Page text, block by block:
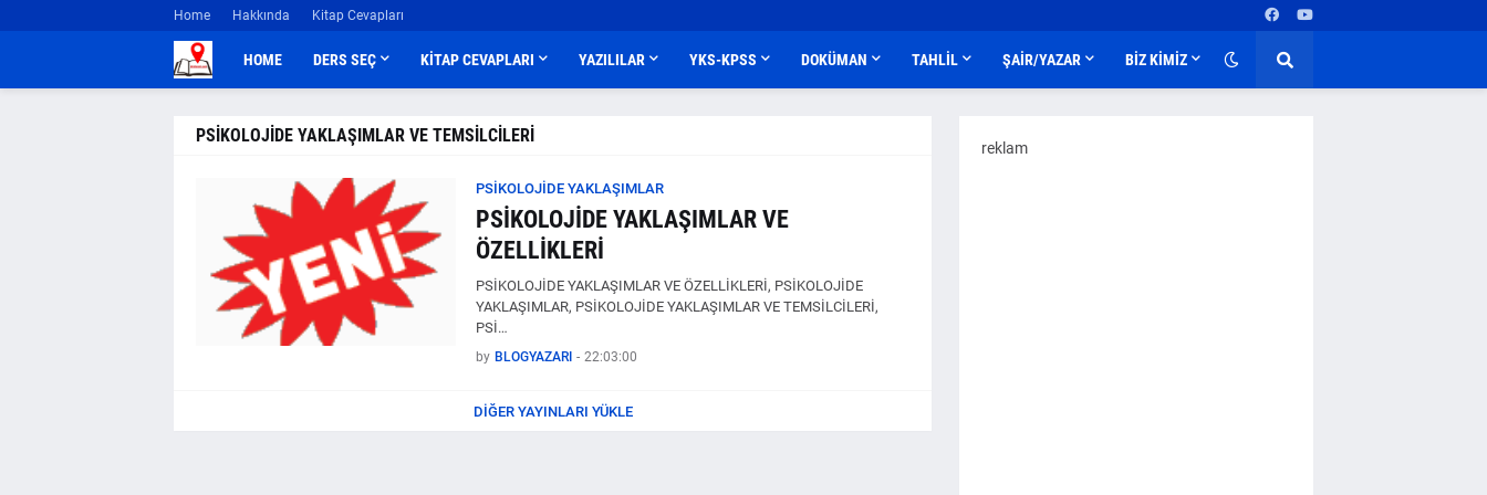
Home Hakkında Kitap Cevapları
HOME DERS SEÇ KİTAP CEVAPLARI YAZILILAR YKS-KPSS DOKÜMAN TAHLİL ŞAİR/YAZAR BİZ KİMİZ
PSİKOLOJİDE YAKLAŞIMLAR VE TEMSİLCİLERİ
PSİKOLOJİDE YAKLAŞIMLAR
PSİKOLOJİDE YAKLAŞIMLAR VE
ÖZELLİKLERİ
PSİKOLOJİDE YAKLAŞIMLAR VE ÖZELLİKLERİ, PSİKOLOJİDE
YAKLAŞIMLAR, PSİKOLOJİDE YAKLAŞIMLAR VE TEMSİLCİLERİ,
PSİ…
by BLOGYAZARI - 22:03:00
DIĞER YAYINLARI YÜKLE
reklam